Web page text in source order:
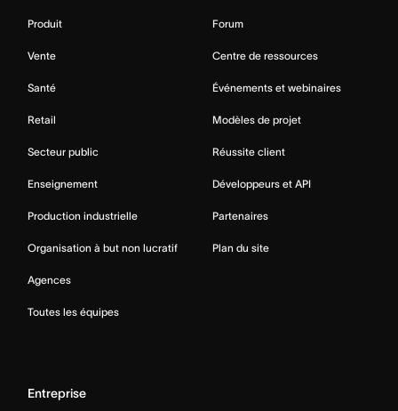
Produit
Vente
Santé
Retail
Secteur public
Enseignement
Production industrielle
Organisation à but non lucratif
Agences
Toutes les équipes
Forum
Centre de ressources
Événements et webinaires
Modèles de projet
Réussite client
Développeurs et API
Partenaires
Plan du site
Entreprise